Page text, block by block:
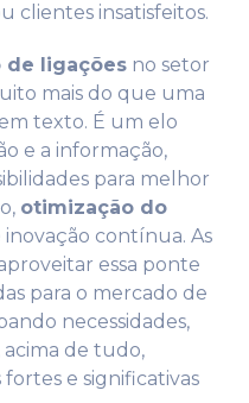
clientes insatisfeitos.
de ligações no setor
mais do que uma
texto. É um elo
e a informação,
para melhor
otimização do
inovação contínua. As
essa ponte
para o mercado de
necessidades,
de tudo,
e significativas